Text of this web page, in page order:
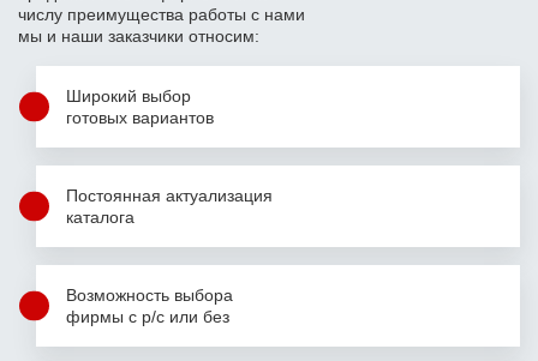
числу преимущества работы с нами
мы и наши заказчики относим:
Широкий выбор
готовых вариантов
Постоянная актуализация
каталога
Возможность выбора
фирмы с р/с или без